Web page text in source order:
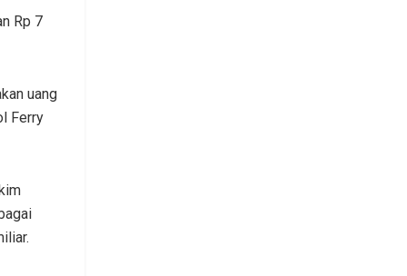
Rp 7
uang
Ferry